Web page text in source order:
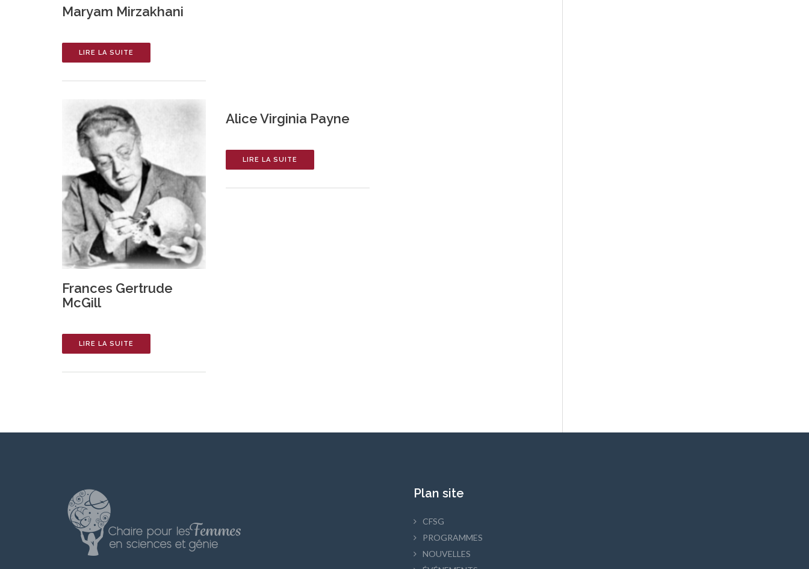
Maryam Mirzakhani
LIRE LA SUITE
Frances Gertrude
McGill
LIRE LA SUITE
Alice Virginia Payne
LIRE LA SUITE
Plan site
CFSG
PROGRAMMES
NOUVELLES